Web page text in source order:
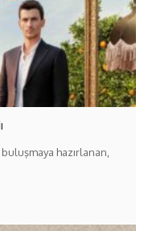
hazırlanan,